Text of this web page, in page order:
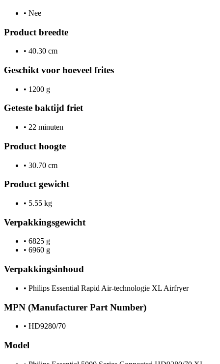
• Nee
Product breedte
• 40.30 cm
Geschikt voor hoeveel frites
• 1200 g
Geteste baktijd friet
• 22 minuten
Product hoogte
• 30.70 cm
Product gewicht
• 5.55 kg
Verpakkingsgewicht
• 6825 g
• 6960 g
Verpakkingsinhoud
• Philips Essential Rapid Air-technologie XL Airfryer
MPN (Manufacturer Part Number)
• HD9280/70
Model